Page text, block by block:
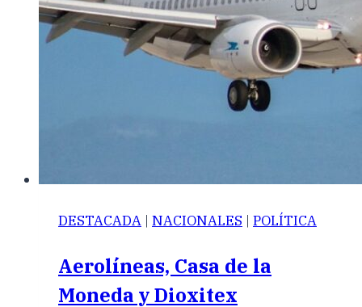
DESTACADA | NACIONALES | POLÍTICA
Aerolíneas, Casa de la
Moneda y Dioxitex